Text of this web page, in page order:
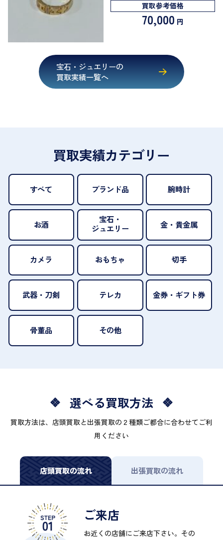
買取参考価格
70,000 円
宝石・ジュエリーの
買取実績一覧へ
買取実績カテゴリー
すべて ブランド品 腕時計
お酒
宝石・
ジュエリー
金・貴金属
カメラ おもちゃ 切手
武器・刀剣 テレカ 金券・ギフト券
骨董品 その他
選べる買取方法
買取方法は、店頭買取と出張買取の２種類ご都合に合わせてご利
用ください
店頭買取の流れ 出張買取の流れ
ご来店
お近くの店舗にご来店下さい。その